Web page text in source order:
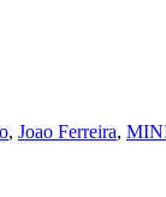
, Joao Ferreira,